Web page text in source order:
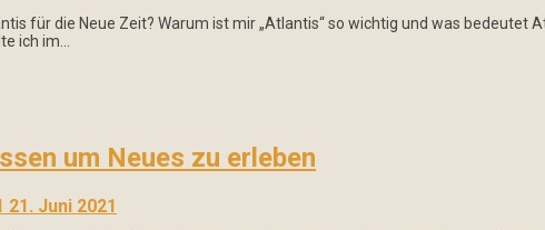
für die Neue Zeit? Warum ist mir „Atlantis“ so wichtig und was
ich im…
um Neues zu erleben
21. Juni 2021